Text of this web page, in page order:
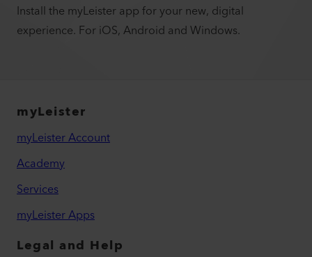
Install the myLeister app for your new, digital
experience. For iOS, Android and Windows.
myLeister
myLeister Account
Academy
Services
myLeister Apps
Legal and Help